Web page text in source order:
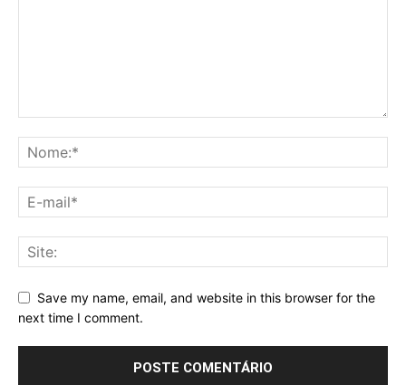
Save my name, email, and website in this browser for the
next time I comment.